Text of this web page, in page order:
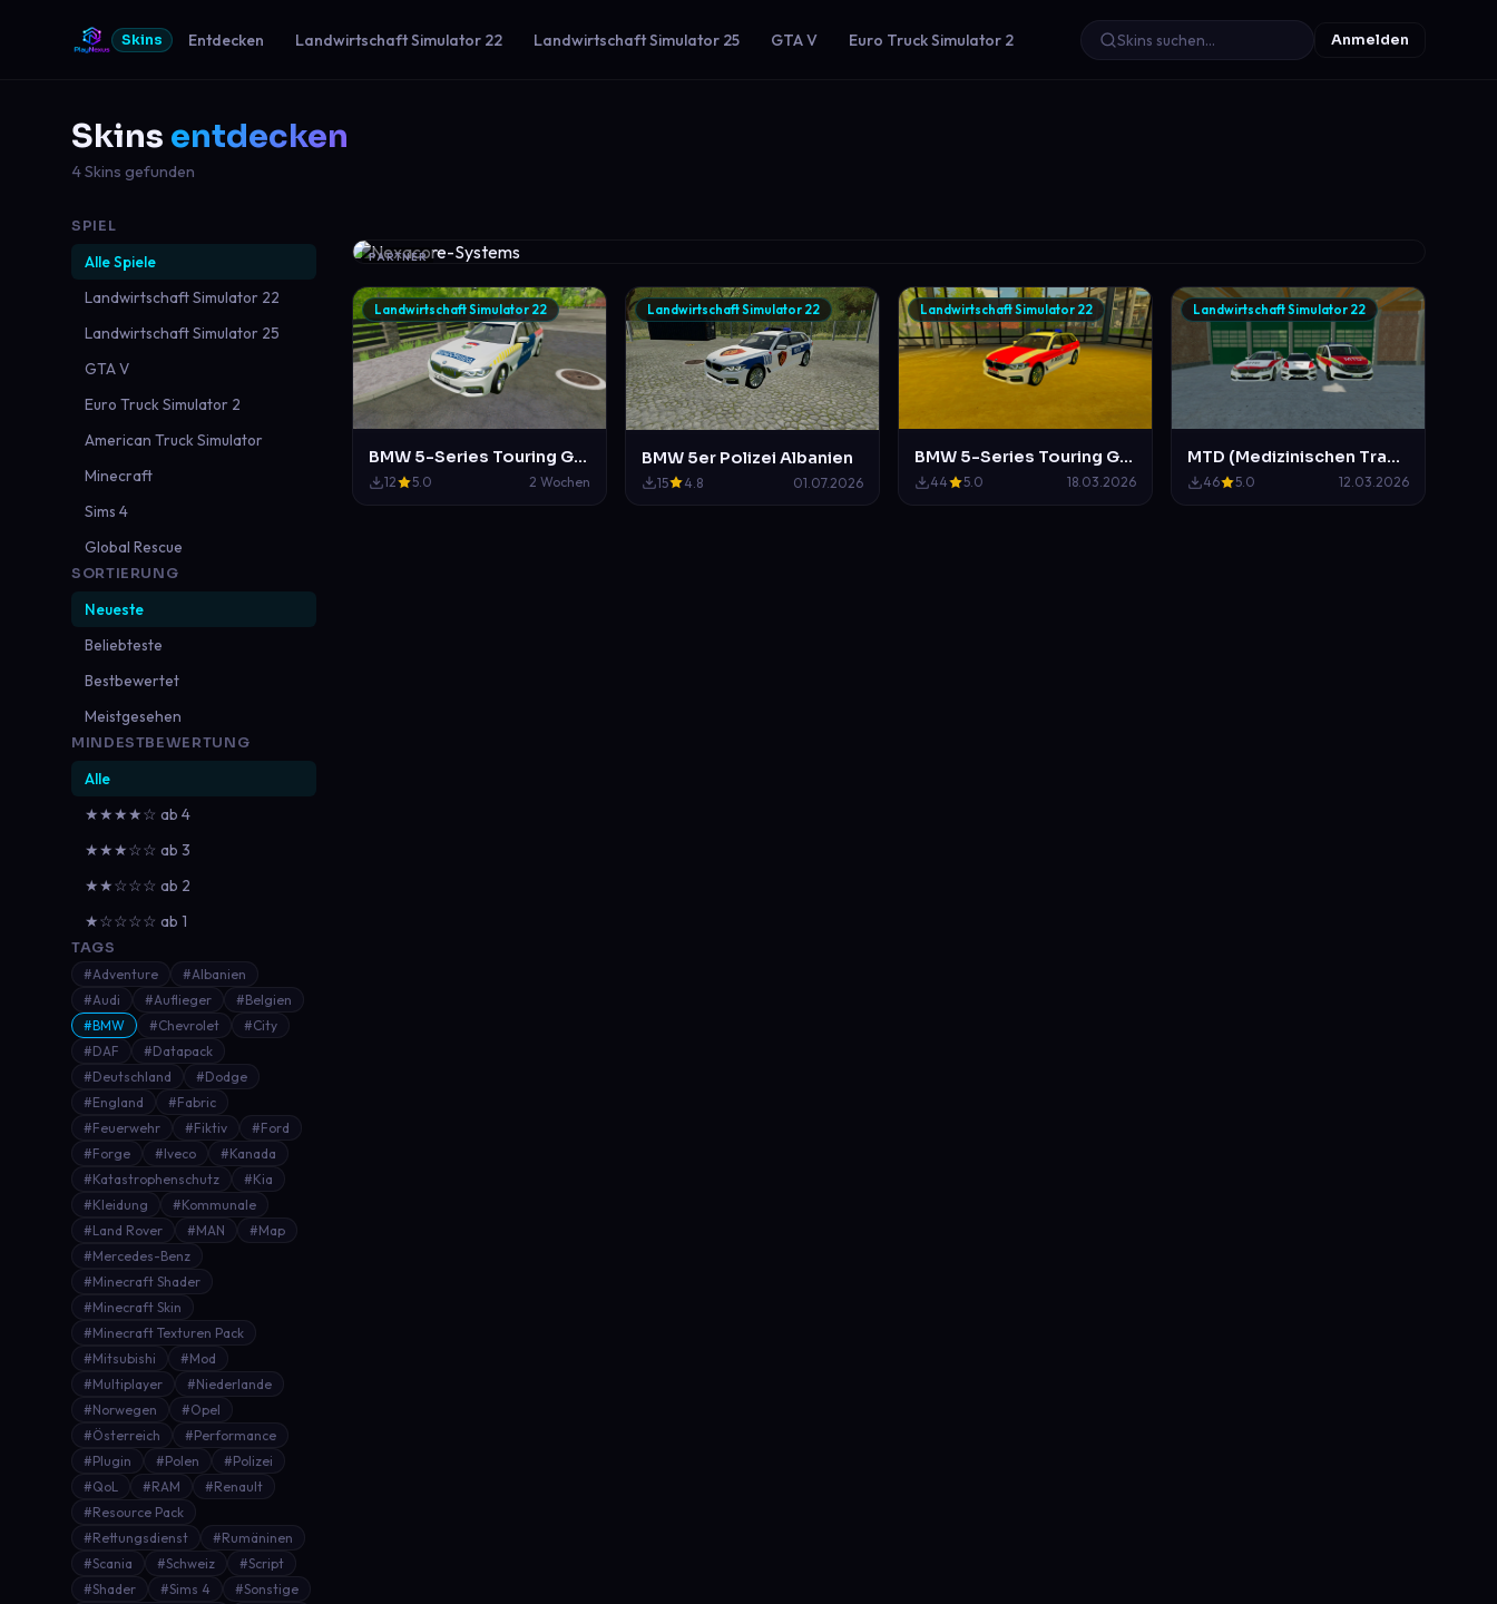
Skins Entdecken Landwirtschaft Simulator 22 Landwirtschaft Simulator 25 GTA V Euro Truck Simulator 2 Anmelden
Skins entdecken
4 Skins gefunden
SPIEL
Alle Spiele
Landwirtschaft Simulator 22
Landwirtschaft Simulator 25
GTA V
Euro Truck Simulator 2
American Truck Simulator
Minecraft
Sims 4
Global Rescue
SORTIERUNG
Neueste
Beliebteste
Bestbewertet
Meistgesehen
MINDESTBEWERTUNG
Alle
★★★★☆ ab 4
★★★☆☆ ab 3
★★☆☆☆ ab 2
★☆☆☆☆ ab 1
TAGS
#Adventure
#Albanien
#Audi
#Auflieger
#Belgien
#BMW
#Chevrolet
#City
#DAF
#Datapack
#Deutschland
#Dodge
#England
#Fabric
#Feuerwehr
#Fiktiv
#Ford
#Forge
#Iveco
#Kanada
#Katastrophenschutz
#Kia
#Kleidung
#Kommunale
#Land Rover
#MAN
#Map
#Mercedes-Benz
#Minecraft Shader
#Minecraft Skin
#Minecraft Texturen Pack
#Mitsubishi
#Mod
#Multiplayer
#Niederlande
#Norwegen
#Opel
#Österreich
#Performance
#Plugin
#Polen
#Polizei
#QoL
#RAM
#Renault
#Resource Pack
#Rettungsdienst
#Rumäninen
#Scania
#Schweiz
#Script
#Shader
#Sims 4
#Sonstige
PARTNER
Landwirtschaft Simulator 22
BMW 5-Series Touring G31 Polizei Ungarn
12 5.0 2 Wochen
Landwirtschaft Simulator 22
BMW 5er Polizei Albanien
15 4.8 01.07.2026
Landwirtschaft Simulator 22
BMW 5-Series Touring G31 Kanton Polizei Zürich
44 5.0 18.03.2026
Landwirtschaft Simulator 22
MTD (Medizinischen Transportdienst) Skinpack
46 5.0 12.03.2026